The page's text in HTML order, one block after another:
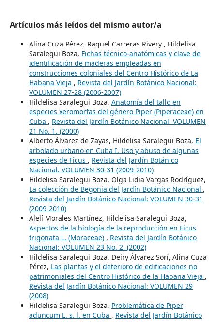
Artículos más leídos del mismo autor/a
Alina Cuza Pérez, Raquel Carreras Rivery , Hildelisa
Saralegui Boza, Fichas técnico-anatómicas y clave de
identificación de maderas empleadas en
construcciones coloniales del Centro Histórico de La
Habana Vieja , Revista del Jardín Botánico Nacional:
VOLUMEN 27-28 (2006-2007)
Hildelisa Saralegui Boza, Anatomía del tallo en
especies xeromorfas del género Piper (Piperaceae) en
Cuba , Revista del Jardín Botánico Nacional: VOLUMEN
21 No. 1. (2000)
Alberto Álvarez de Zayas, Hildelisa Saralegui Boza, El
arbolado urbano en Cuba I. Uso y abuso de algunas
especies de Ficus , Revista del Jardín Botánico
Nacional: VOLUMEN 30-31 (2009-2010)
Hildelisa Saralegui Boza, Olga Lidia Vargas Rodríguez,
La colección de Begonia del Jardín Botánico Nacional ,
Revista del Jardín Botánico Nacional: VOLUMEN 30-31
(2009-2010)
Alelí Morales Martínez, Hildelisa Saralegui Boza,
Aspectos de la biología de la reproducción en Ficus
trigonata L. (Moraceae) , Revista del Jardín Botánico
Nacional: VOLUMEN 23 No. 2. (2002)
Hildelisa Saralegui Boza, Deiry Álvarez Sorí, Alina Cuza
Pérez, Las plantas y el deterioro de edificaciones no
patrimoniales del Centro Histórico de la Habana Vieja ,
Revista del Jardín Botánico Nacional: VOLUMEN 29
(2008)
Hildelisa Saralegui Boza, Problemática de Piper
aduncum L. s. l. en Cuba , Revista del Jardín Botánico